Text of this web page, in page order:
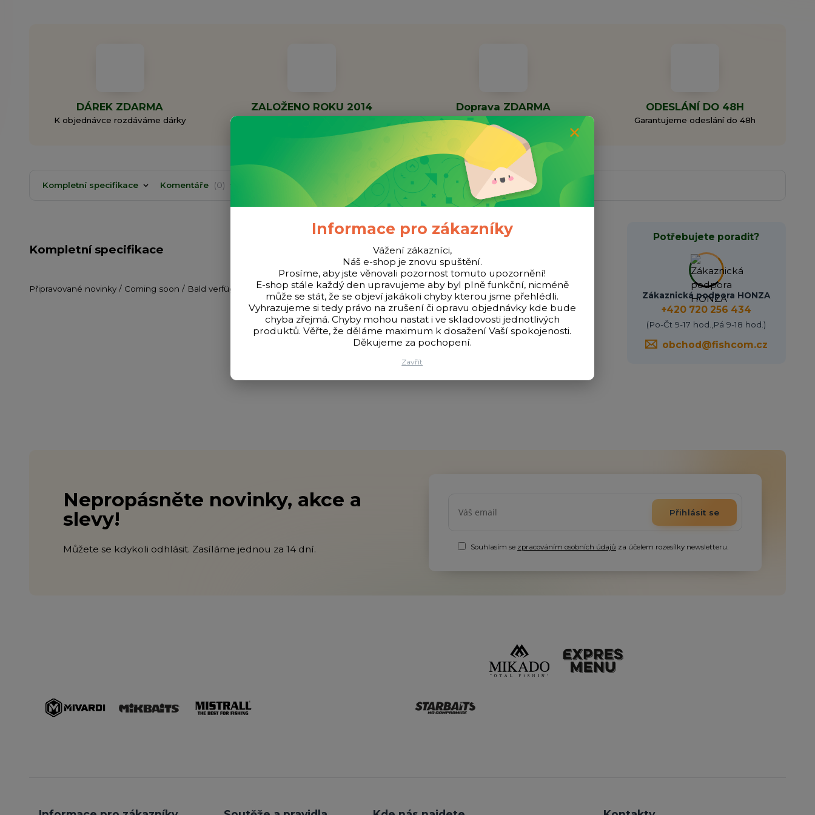
DÁREK ZDARMA
K objednávce rozdáváme dárky
ZALOŽENO ROKU 2014 Doprava ZDARMA
Při objednávce nad 1000 Kč
ODESLÁNÍ DO 48H
Garantujeme odeslání do 48h
Kompletní specifikace Komentáře 0
Kompletní specifikace
Připravované novinky / Coming soon / Bald verfügbar
Potřebujete poradit?
Zákaznická podpora HONZA
+420 720 256 434
(Po-Čt 9-17 hod.,Pá 9-18 hod.)
obchod@fishcom.cz
Nepropásněte novinky, akce a
slevy!
Můžete se kdykoli odhlásit. Zasíláme jednou za 14 dní.
Přihlásit se
Souhlasím se zpracováním osobních údajů za účelem rozesílky newsletteru.
Informace pro zákazníky
Vážení zákazníci,
Náš e-shop je znovu spuštění.
Prosíme, aby jste věnovali pozornost tomuto upozornění!
E-shop stále každý den upravujeme aby byl plně funkční, nicméně
může se stát, že se objeví jakákoli chyby kterou jsme přehlédli.
Vyhrazujeme si tedy právo na zrušení či opravu objednávky kde bude
chyba zřejmá. Chyby mohou nastat i ve skladovosti jednotlivých
produktů. Věřte, že děláme maximum k dosažení Vaší spokojenosti.
Děkujeme za pochopení.
Zavřít